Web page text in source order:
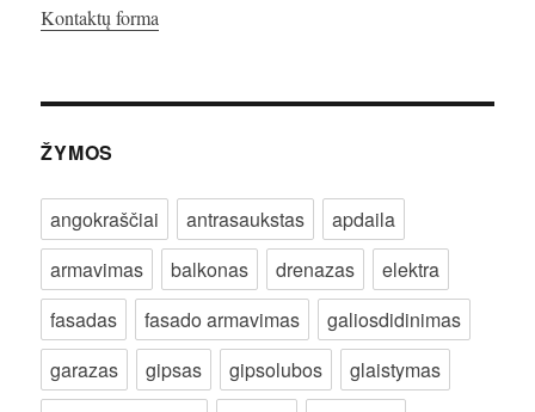
Kontaktų forma
ŽYMOS
angokraščiai antrasaukstas
apdaila
armavimas
balkonas drenazas
elektra
fasadas
fasado armavimas
galiosdidinimas
garazas
gipsas gipsolubos
glaistymas